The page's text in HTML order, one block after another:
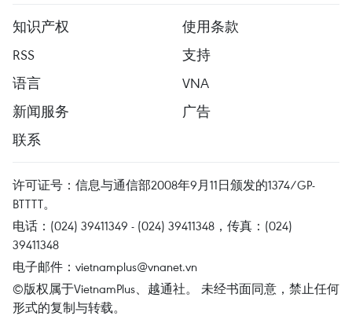
知识产权
使用条款
RSS
支持
语言
VNA
新闻服务
广告
联系
许可证号：信息与通信部2008年9月11日颁发的1374/GP-
BTTTT。
电话：(024) 39411349 - (024) 39411348，传真：(024)
39411348
电子邮件： vietnamplus@vnanet.vn
©版权属于VietnamPlus、越通社。 未经书面同意，禁止任何
形式的复制与转载。